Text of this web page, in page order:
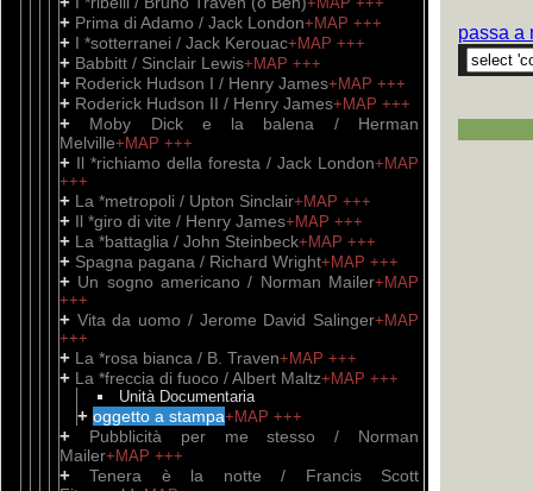
+ Prima di Adamo / Jack London+MAP +++
+ I *sotterranei / Jack Kerouac+MAP +++
+ Babbitt / Sinclair Lewis+MAP +++
+ Roderick Hudson I / Henry James+MAP +++
+ Roderick Hudson II / Henry James+MAP +++
+ Moby Dick e la balena / Herman
Melville+MAP +++
+ Il *richiamo della foresta / Jack London+MAP
+++
+ La *metropoli / Upton Sinclair+MAP +++
+ Il *giro di vite / Henry James+MAP +++
+ La *battaglia / John Steinbeck+MAP +++
+ Spagna pagana / Richard Wright+MAP +++
+ Un sogno americano / Norman Mailer+MAP
+++
+ Vita da uomo / Jerome David Salinger+MAP
+++
+ La *rosa bianca / B. Traven+MAP +++
+ La *freccia di fuoco / Albert Maltz+MAP +++
Unità Documentaria
+ oggetto a stampa+MAP +++
+
Pubblicità per me stesso / Norman
Mailer+MAP +++
+Tenera è la notte / Francis Scott
passa a